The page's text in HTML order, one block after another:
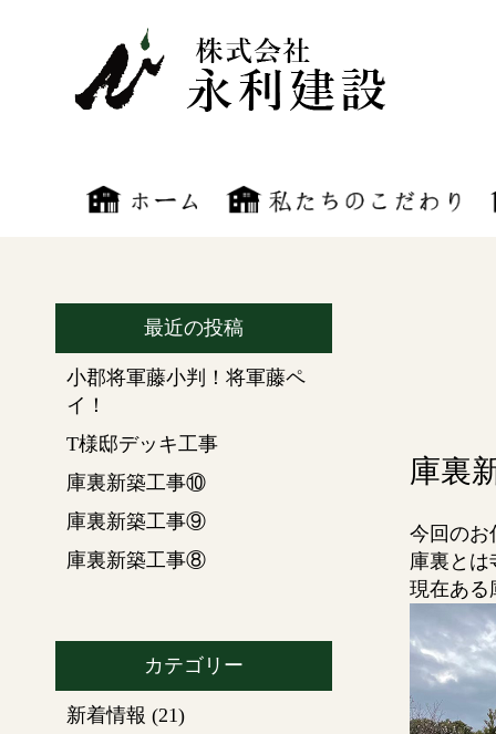
最近の投稿
小郡将軍藤小判！将軍藤ペ
イ！
T様邸デッキ工事
庫裏新築工事⑩
庫裏新築工事⑨
庫裏新築工事⑧
カテゴリー
新着情報 (21)
庫裏
今回のお
庫裏とは
現在ある